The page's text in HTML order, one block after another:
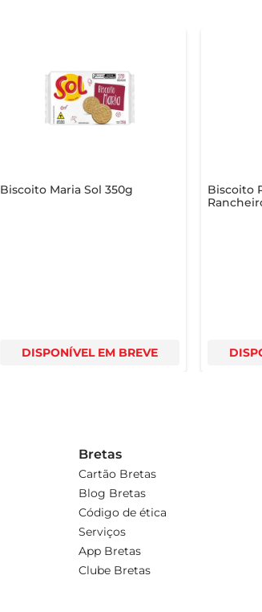
Biscoito Maria Sol 350g
DISPONÍVEL EM BREVE
Biscoito
Bretas
Cartão Bretas
Blog Bretas
Código de ética
Serviços
App Bretas
Clube Bretas